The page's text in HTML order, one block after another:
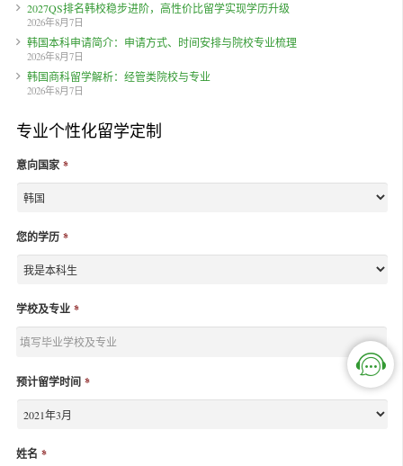
2027QS排名韩校稳步进阶，高性价比留学实现学历升级
2026年8月7日
韩国本科申请简介：申请方式、时间安排与院校专业梳理
2026年8月7日
韩国商科留学解析：经管类院校与专业
2026年8月7日
专业个性化留学定制
意向国家 *
您的学历 *
学校及专业 *
预计留学时间 *
姓名 *